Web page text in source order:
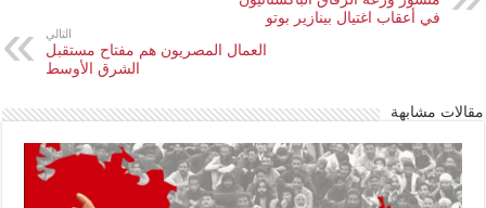
في أعقاب اغتيال بينازير بوتو
التالي
العمال المصريون هم مفتاح مستقبل
الشرق الأوسط
مقالات مشابهة